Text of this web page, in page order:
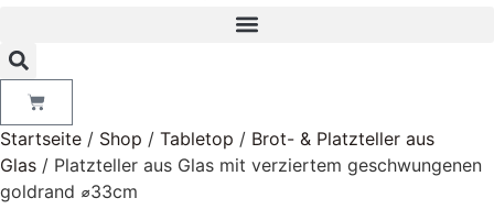
Startseite / Shop / Tabletop / Brot- & Platzteller aus
Glas / Platzteller aus Glas mit verziertem geschwungenen
goldrand ⌀33cm